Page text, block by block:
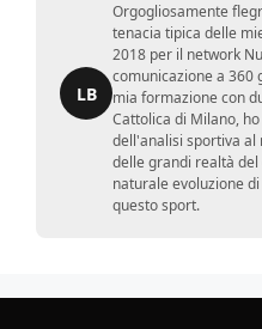
LB
Orgogliosamente
tenacia tipica delle
2018 per il network
comunicazione a 360
mia formazione con
Cattolica di Milano,
dell'analisi sportiva al
delle grandi realtà
naturale evoluzione
questo sport.